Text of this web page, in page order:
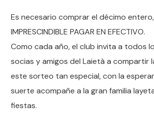
Es necesario comprar el décimo
IMPRESCINDIBLE PAGAR EN EFECTIVO.
Como cada año, el club invita a todos
socias y amigos del Laietà a compartir
este sorteo tan especial, con la
suerte acompañe a la gran familia
fiestas.